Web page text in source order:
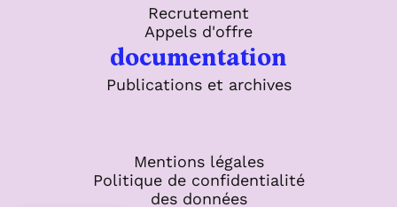
Recrutement
Appels d'offre
documentation
Publications et archives
Mentions légales
Politique de confidentialité
des données